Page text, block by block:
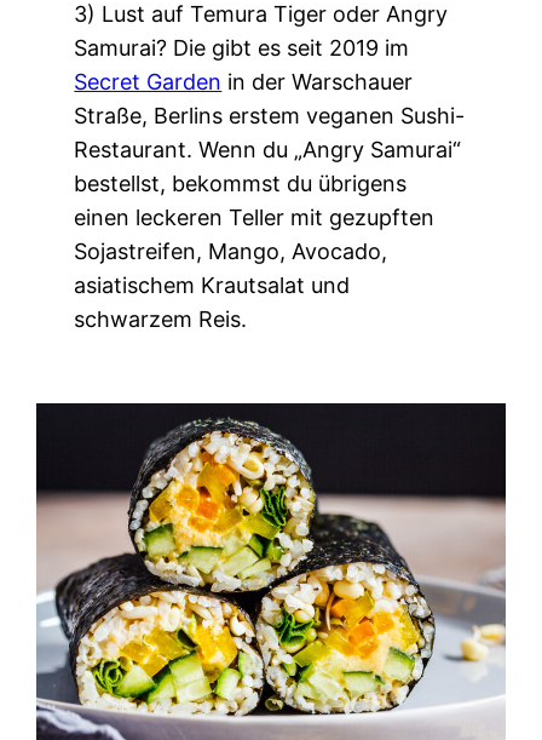
3) Lust auf Temura Tiger oder Angry
Samurai? Die gibt es seit 2019 im
Secret Garden in der Warschauer
Straße, Berlins erstem veganen Sushi-
Restaurant. Wenn du „Angry Samurai“
bestellst, bekommst du übrigens
einen leckeren Teller mit gezupften
Sojastreifen, Mango, Avocado,
asiatischem Krautsalat und
schwarzem Reis.